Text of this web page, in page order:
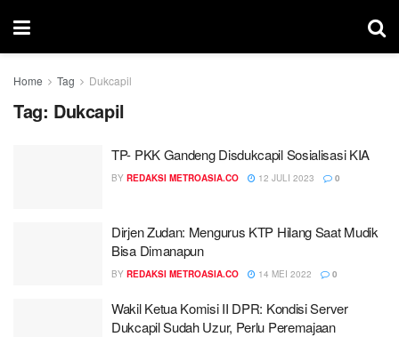
Home Tag Dukcapil
Tag: Dukcapil
TP- PKK Gandeng Disdukcapil Sosialisasi KIA
BY REDAKSI METROASIA.CO 12 JULI 2023 0
Dirjen Zudan: Mengurus KTP Hilang Saat Mudik
Bisa Dimanapun
BY REDAKSI METROASIA.CO 14 MEI 2022 0
Wakil Ketua Komisi II DPR: Kondisi Server
Dukcapil Sudah Uzur, Perlu Peremajaan